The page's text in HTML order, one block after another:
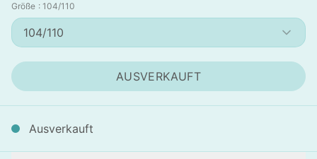
Größe : 104/110
104/110
AUSVERKAUFT
Ausverkauft